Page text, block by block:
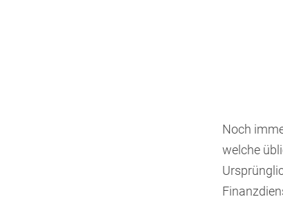
Noch
welche